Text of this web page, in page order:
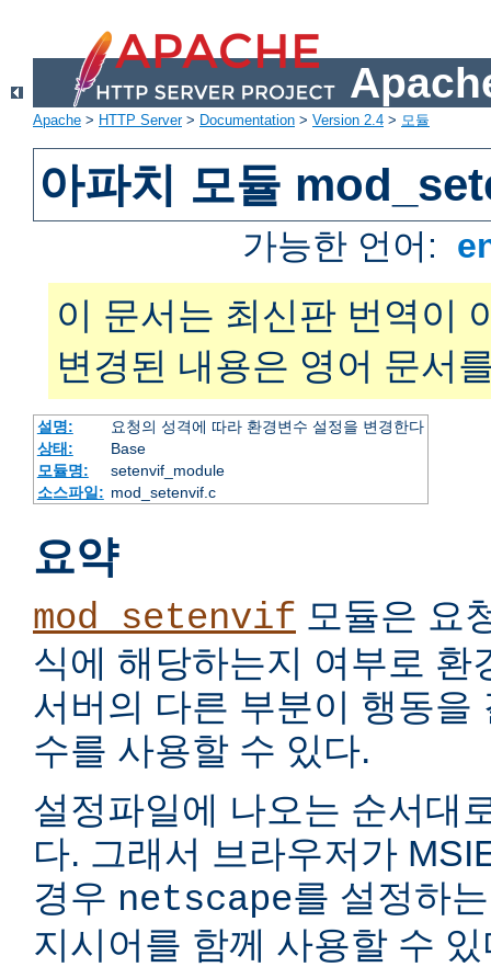
Apache > HTTP Server> Documentation > Version 2.4 > 모듈
아파치 모듈
가능한 언어:
이 문서는 최신판 번역이
변경된 내용은 영어 문서
설명:
요청의 성격에 따라 환경변수 설정을 변경한다
상태:
Base
모듈명:
setenvif_module
소스파일: mod_setenvif.c
요약
mod_setenvif 모듈은 요
식에 해당하는지 여부로 환
서버의 다른 부분이 행동을
수를 사용할 수 있다.
설정파일에 나오는 순서대
다. 그래서 브라우저가
경우 netscape를 설정하
지시어를 함께 사용할 수 있